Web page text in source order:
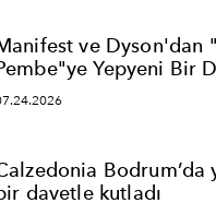
ve Dyson'dan
Yepyeni Bir
Bodrum’da
davetle kutladı